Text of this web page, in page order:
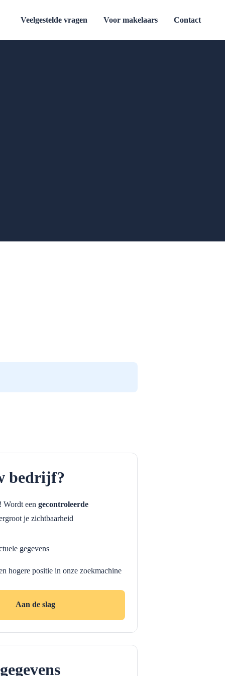
Veelgestelde vragen Voor makelaars Contact
bedrijf?
een gecontroleerde
je zichtbaarheid
gegevens
hogere positie in onze zoekmachine
Aan de slag